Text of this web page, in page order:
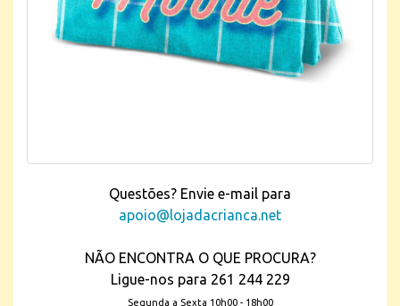
Questões? Envie e-mail para
apoio@lojadacrianca.net
NÃO ENCONTRA O QUE PROCURA?
Ligue-nos para 261 244 229
Segunda a Sexta 10h00 - 18h00